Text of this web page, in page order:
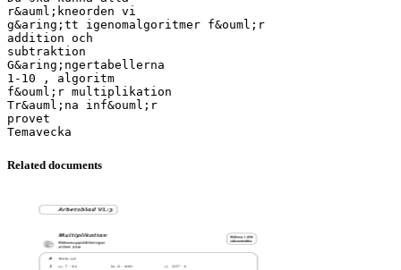
r&auml;kneorden vi
g&aring;tt igenomalgoritmer f&ouml;r
addition och
subtraktion
G&aring;ngertabellerna
1-10 , algoritm
f&ouml;r multiplikation
Tr&auml;na inf&ouml;r
provet
Related documents